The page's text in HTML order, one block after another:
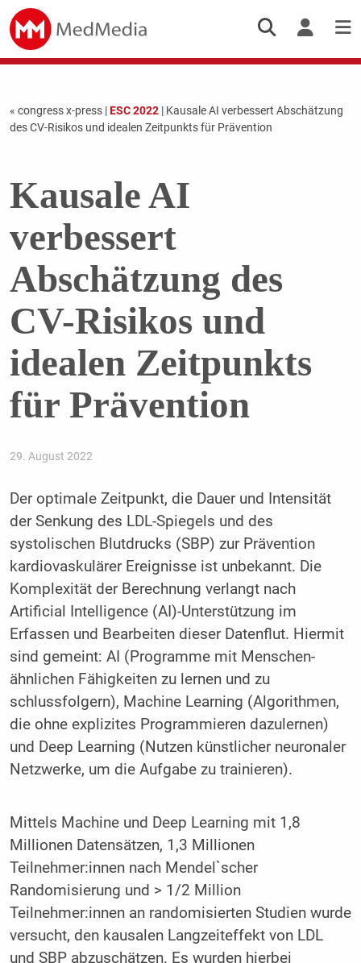
« congress x-press |ESC 2022| Kausale AI verbessert Abschätzung
des CV-Risikos und idealen Zeitpunkts für Prävention
Kausale AI
verbessert
Abschätzung des
CV-Risikos und
idealen Zeitpunkts
für Prävention
29. August 2022
Der optimale Zeitpunkt, die Dauer und Intensität
der Senkung des LDL-Spiegels und des
systolischen Blutdrucks (SBP) zur Prävention
kardiovaskulärer Ereignisse ist unbekannt. Die
Komplexität der Berechnung verlangt nach
Artificial Intelligence (AI)-Unterstützung im
Erfassen und Bearbeiten dieser Datenflut. Hiermit
sind gemeint: AI (Programme mit Menschen-
ähnlichen Fähigkeiten zu lernen und zu
schlussfolgern), Machine Learning (Algorithmen,
die ohne explizites Programmieren dazulernen)
und Deep Learning (Nutzen künstlicher neuronaler
Netzwerke, um die Aufgabe zu trainieren).
Mittels Machine und Deep Learning mit 1,8
Millionen Datensätzen, 1,3 Millionen
Teilnehmer:innen nach Mendel`scher
Randomisierung und > 1/2 Million
Teilnehmer:innen an randomisierten Studien wurde
versucht, den kausalen Langzeiteffekt von LDL
und SBP abzuschätzen. Es wurden hierbei